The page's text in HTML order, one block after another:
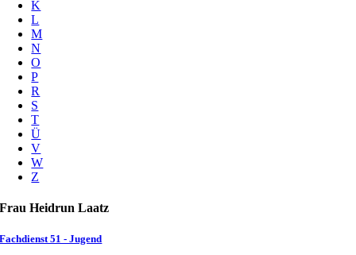
K
L
M
N
O
P
R
S
T
Ü
V
W
Z
Frau Heidrun Laatz
Fachdienst 51 - Jugend